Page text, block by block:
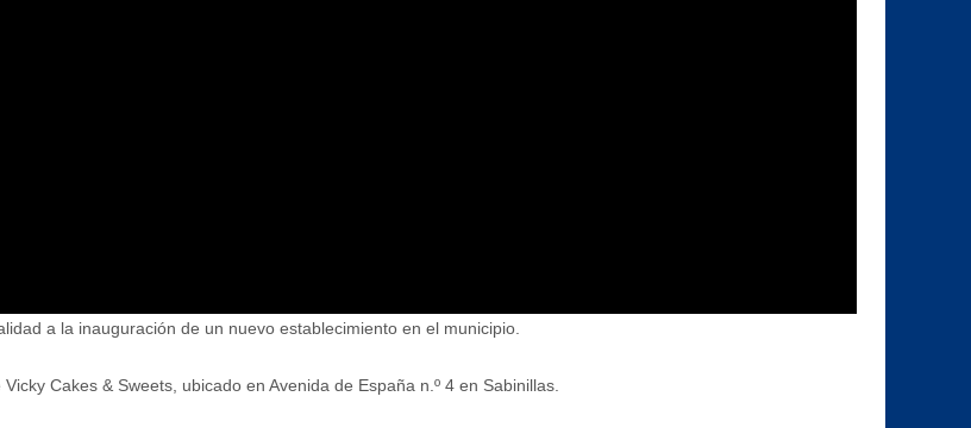
a la inauguración de un nuevo establecimiento en el municipio.
Cakes & Sweets, ubicado en Avenida de España n.º 4 en Sabinillas.